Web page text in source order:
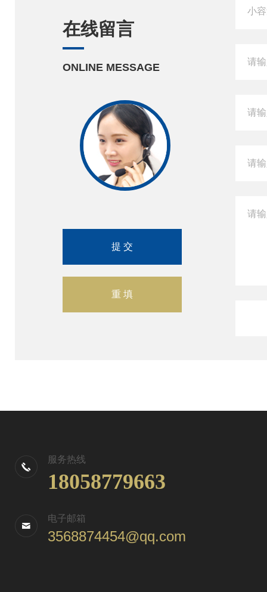
在线留言
ONLINE MESSAGE
服务热线
18058779663
电子邮箱
3568874454@qq.com